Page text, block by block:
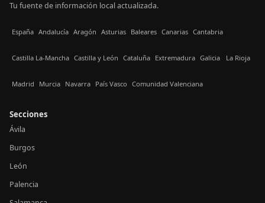
Tu fuente de información local actualizada.
España Andalucía Aragón Asturias Baleares Canarias Cantabria
Castilla La-Mancha Castilla y León Cataluña Extremadura Galicia La Rioja
Madrid Murcia Navarra País Vasco Comunidad Valenciana
Secciones
Ávila
Burgos
León
Palencia